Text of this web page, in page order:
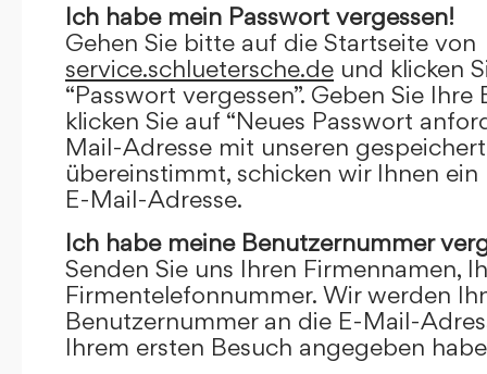
Ich habe mein Passwort vergessen!
Gehen Sie bitte auf die Startseite von
service.schluetersche.de und klicken
“Passwort vergessen”. Geben Sie
klicken Sie auf “Neues Passwort
Mail-Adresse mit unseren
übereinstimmt, schicken wir Ihnen
E-Mail-Adresse.
Ich habe meine Benutzernummer
Senden Sie uns Ihren Firmennamen,
Firmentelefonnummer. Wir werden
Benutzernummer an die E-Mail-
Ihrem ersten Besuch angegeben